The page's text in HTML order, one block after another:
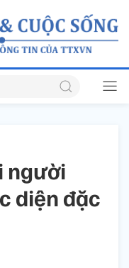
người
diện đặc